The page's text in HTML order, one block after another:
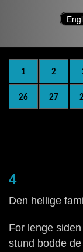
1 2
26 27
4
Den hellige
For lenge
stund bodde